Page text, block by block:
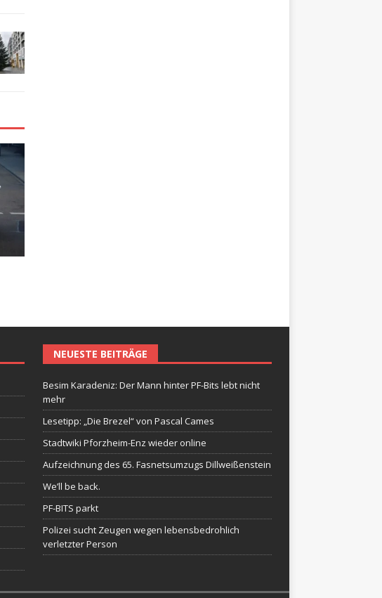
NEUESTE BEITRÄGE
Besim Karadeniz: Der Mann hinter PF-Bits lebt nicht
mehr
Lesetipp: „Die Brezel“ von Pascal Cames
Stadtwiki Pforzheim-Enz wieder online
Aufzeichnung des 65. Fasnetsumzugs Dillweißenstein
We’ll be back.
PF-BITS parkt
Polizei sucht Zeugen wegen lebensbedrohlich
verletzter Person